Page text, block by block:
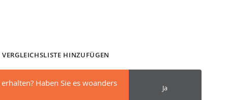
HINZUFÜGEN
Haben Sie es woanders Ja